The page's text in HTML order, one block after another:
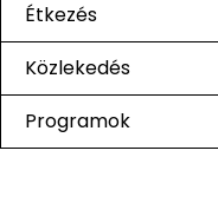
Étkezés
Közlekedés
Programok